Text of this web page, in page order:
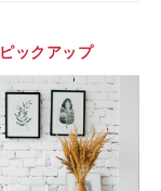
ピックアップ